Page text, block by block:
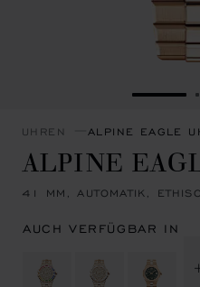
ZUR
UHREN ALPINE EAGLE
ALPINE
41 MM, AUTOMATIK,
AUCH VERFÜGBAR IN